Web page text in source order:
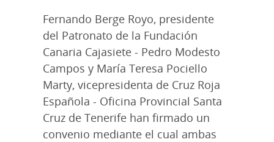
Fernando Berge Royo, presidente
del Patronato de la Fundación
Canaria Cajasiete - Pedro Modesto
Campos y María Teresa Pociello
Marty, vicepresidenta de Cruz Roja
Española - Oficina Provincial Santa
Cruz de Tenerife han firmado un
convenio mediante el cual ambas